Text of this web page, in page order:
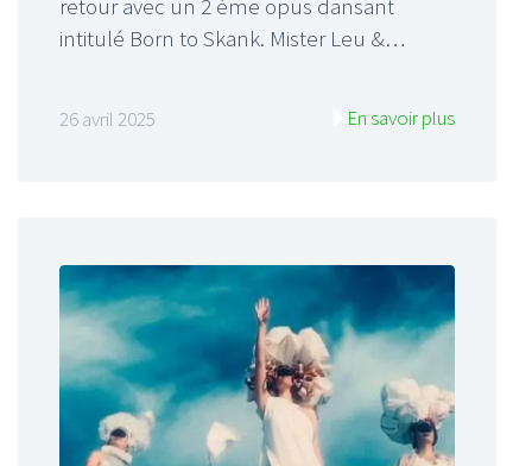
retour avec un 2 ème opus dansant
intitulé Born to Skank. Mister Leu &…
26 avril 2025 En savoir plus